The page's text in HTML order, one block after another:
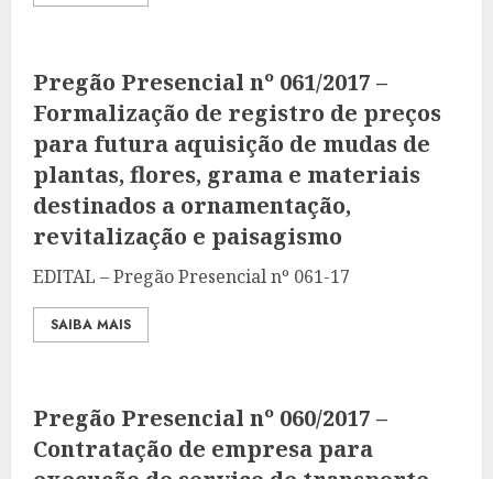
Pregão Presencial nº 061/2017 –
Formalização de registro de preços
para futura aquisição de mudas de
plantas, flores, grama e materiais
destinados a ornamentação,
revitalização e paisagismo
EDITAL – Pregão Presencial nº 061-17
SAIBA MAIS
Pregão Presencial nº 060/2017 –
Contratação de empresa para